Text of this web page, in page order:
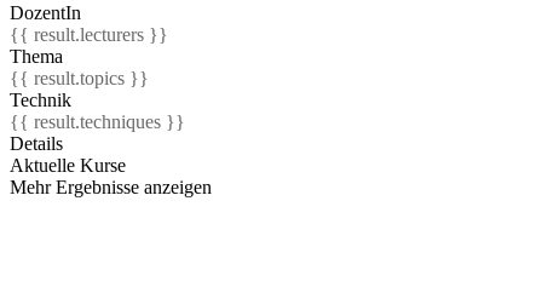
DozentIn
{{ result.lecturers }}
Thema
{{ result.topics }}
Technik
{{ result.techniques }}
Details
Aktuelle Kurse
Mehr Ergebnisse anzeigen